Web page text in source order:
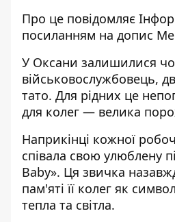
Про це повідомляє
посиланням на допис
У Оксани залишилися
військовослужбовець,
тато. Для рідних це
для колег — велика
Наприкінці кожної
співала свою улюблену
Baby». Ця звичка
пам'яті її колег як
тепла та світла.